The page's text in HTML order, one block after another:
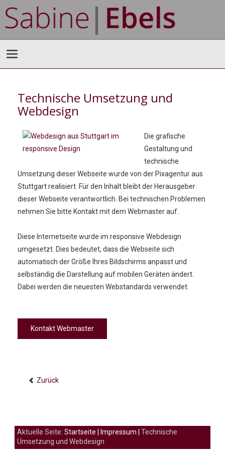
Technische Umsetzung und
Webdesign
Die grafische
Gestaltung und
technische
Umsetzung dieser Webseite wurde von der Pixagentur aus
Stuttgart realisiert. Für den Inhalt bleibt der Herausgeber
dieser Webseite verantwortlich. Bei technischen Problemen
nehmen Sie bitte Kontakt mit dem Webmaster auf.
Diese Internetseite wurde im responsive Webdesign
umgesetzt. Dies bedeutet, dass die Webseite sich
automatisch der Größe Ihres Bildschirms anpasst und
selbständig die Darstellung auf mobilen Geräten ändert.
Dabei werden die neuesten Webstandards verwendet.
Kontakt Webmaster
Zurück
Aktuelle Seite: Startseite Impressum
Technische
Umsetzung und Webdesign